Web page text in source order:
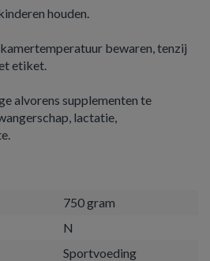
houden.
bewaren, tenzij
etiket.
alvorens supplementen te
lactatie,
750 gram
N
Sportvoeding